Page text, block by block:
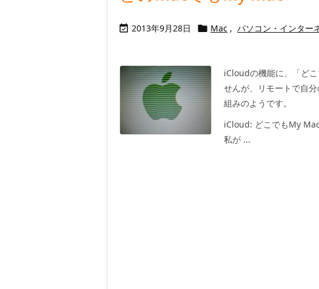
 2013年9月28日  Mac , パソコン・インター
iCloudの機能に、「ど
せんが、リモートで自
組みのようです。
iCloud: どこでもMy Mac
私が ...